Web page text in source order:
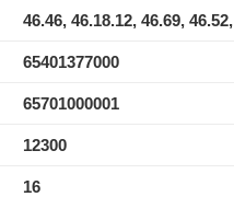
46.46, 46.18.12, 46.69,
65401377000
65701000001
12300
16